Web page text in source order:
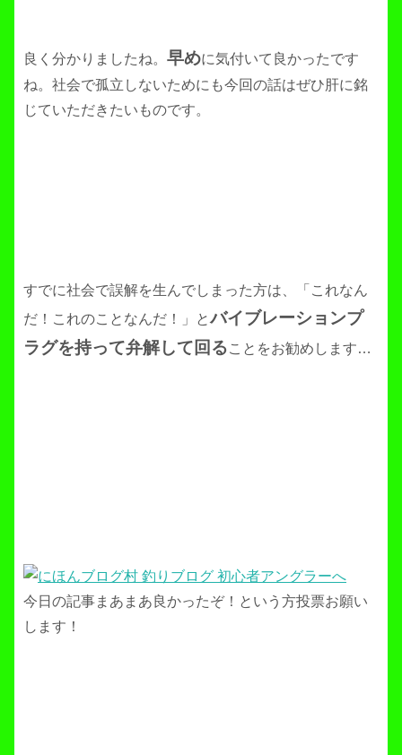
良く分かりましたね。 早めに気付いて良かったです
ね。社会で孤立しないためにも今回の話はぜひ肝に銘
じていただきたいものです。
すでに社会で誤解を生んでしまった方は、「これなん
だ！これのことなんだ！」とバイブレーションプ
ラグを持って弁解して回ることをお勧めします…
今日の記事まあまあ良かったぞ！という方投票お願い
します！